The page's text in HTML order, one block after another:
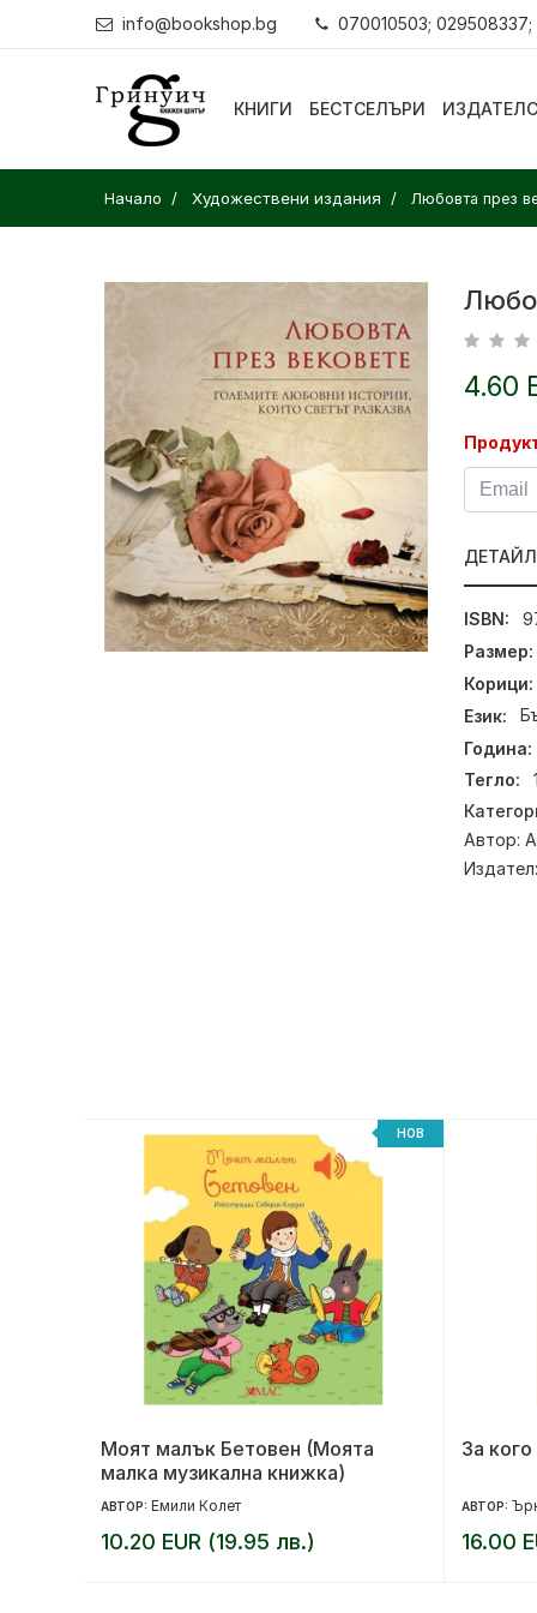
info@bookshop.bg 070010503; 029508337;
КНИГИ БЕСТСЕЛЪРИ
Начало Художествени издания Любовта през
4.60
ISBN:
Размер:
Корици:
Език:
Година:
Тегло:
Автор:
Издател:
НОВ
Моят малък Бетовен (Моята
малка музикална книжка)
АВТОР: Емили Колет
10.20 EUR (19.95 лв.)
За
АВТОР:
16.00